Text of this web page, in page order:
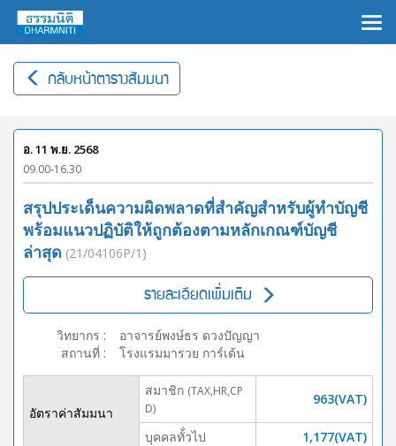
กลับหน้าตารางสัมมนา
อ. 11 พ.ย. 2568
09.00-16.30
สรุปประเด็นความผิดพลาดที่สำคัญสำหรับผู้ทำบัญชี
พร้อมแนวปฏิบัติให้ถูกต้องตามหลักเกณฑ์บัญชี
ล่าสุด (21/04106P/1)
รายละเอียดเพิ่มเติม
วิทยากร :
อาจารย์พงษ์ธร ดวงปัญญา
สถานที่ : โรงแรมมารวย การ์เด้น
อัตราค่าสัมมนา
สมาชิก (TAX,HR,CP
D)
963(VAT)
บุคคลทั้่วไป 1,177(VAT)
×